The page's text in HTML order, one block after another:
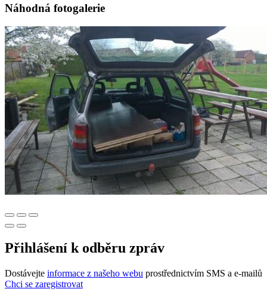
Náhodná fotogalerie
Přihlášení k odběru zpráv
Dostávejte informace z našeho webu prostřednictvím SMS a e-mailů
Chci se zaregistrovat